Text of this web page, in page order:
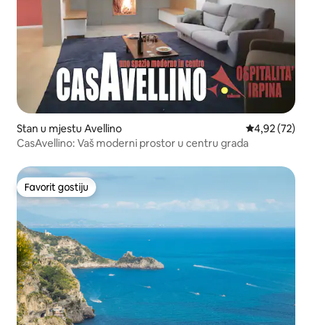
Stan u mjestu Avellino Prosječna
4,92 (72)
CasAvellino: Vaš moderni prostor u centru grada
Favorit gostiju
Favorit gostiju